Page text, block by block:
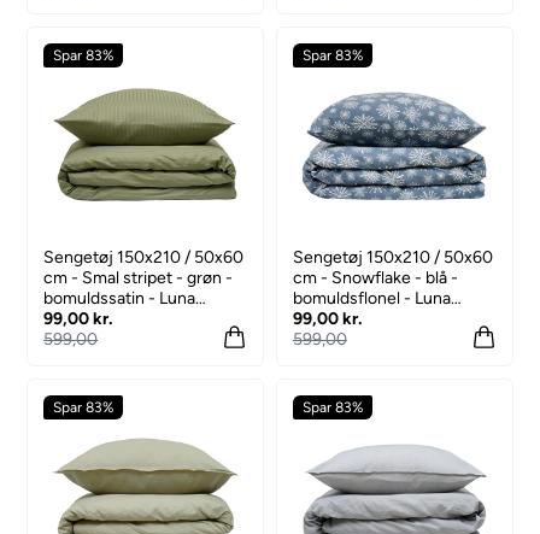
Spar 83%
Sengetøj 150x210 / 50x60
cm - Smal stripet - grøn -
bomuldssatin - Luna
Denmark
99,00 kr.
599,00
Spar 83%
Sengetøj 150x210 / 50x60
cm - Snowflake - blå -
bomuldsflonel - Luna
Denmark
99,00 kr.
599,00
Spar 83% Spar 83%